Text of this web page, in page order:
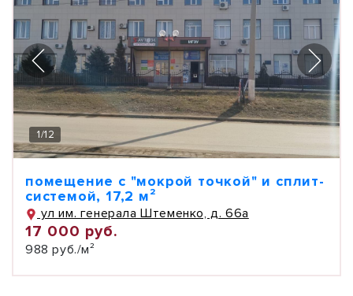
1/12
помещение с "мокрой точкой" и сплит-
системой, 17,2 м²
ул им. генерала Штеменко, д. 66а
17 000 руб.
988 руб./м²